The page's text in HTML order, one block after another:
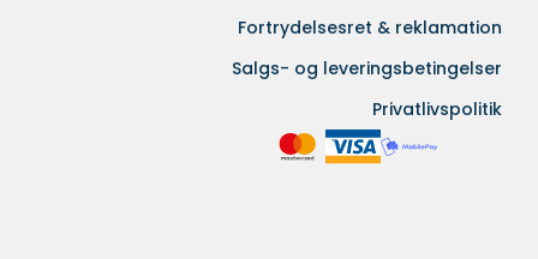
Fortrydelsesret & reklamation
Salgs- og leveringsbetingelser
Privatlivspolitik